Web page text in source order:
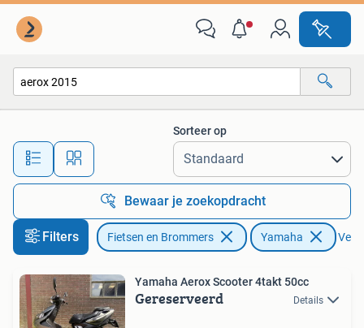
Alle afstanden…
Sorteer op
Bewaar je zoekopdracht
Filters Fietsen en Brommers Yamaha
Yamaha Aerox Scooter 4takt 50cc
Gereserveerd Details